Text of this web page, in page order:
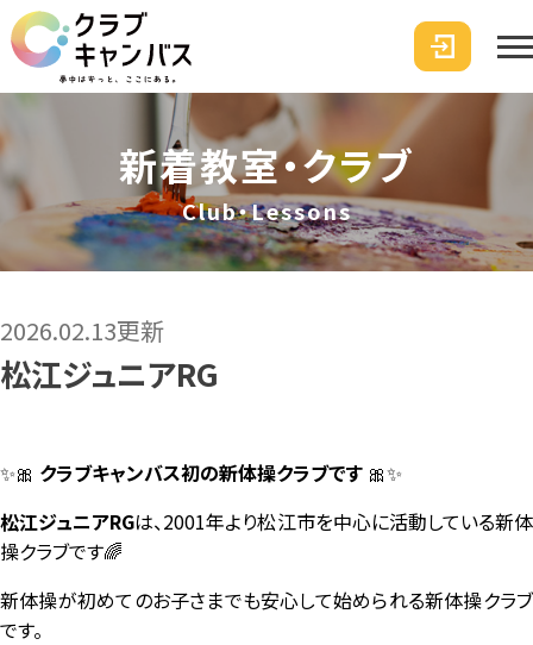
新着教室・クラブ
Club・Lessons
2026.02.13更新
松江ジュニアRG
✨🎀 クラブキャンバス初の新体操クラブです 🎀✨
松江ジュニアRGは、2001年より松江市を中心に活動している新体
操クラブです🌈
新体操が初めてのお子さまでも安心して始められる新体操クラブ
です。